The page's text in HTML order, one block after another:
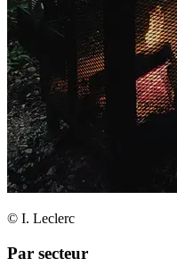
© I. Leclerc
Par secteur